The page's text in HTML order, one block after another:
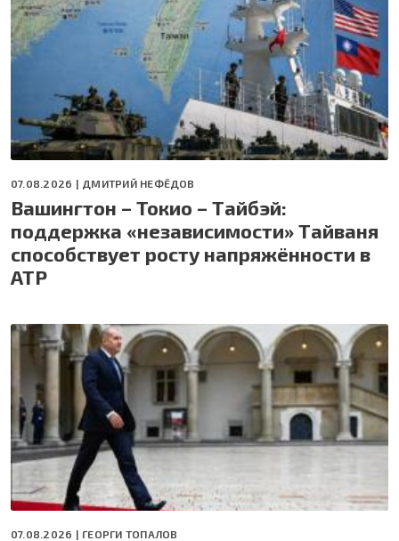
07.08.2026 | ДМИТРИЙ НЕФЁДОВ
Вашингтон – Токио – Тайбэй:
поддержка «независимости» Тайваня
способствует росту напряжённости в
АТР
07.08.2026 | ГЕОРГИ ТОПАЛОВ